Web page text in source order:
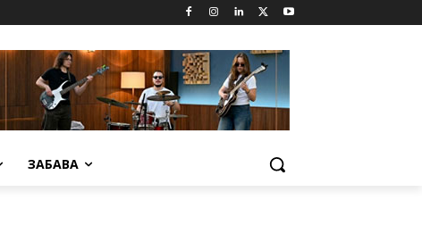
ЗАБАВА